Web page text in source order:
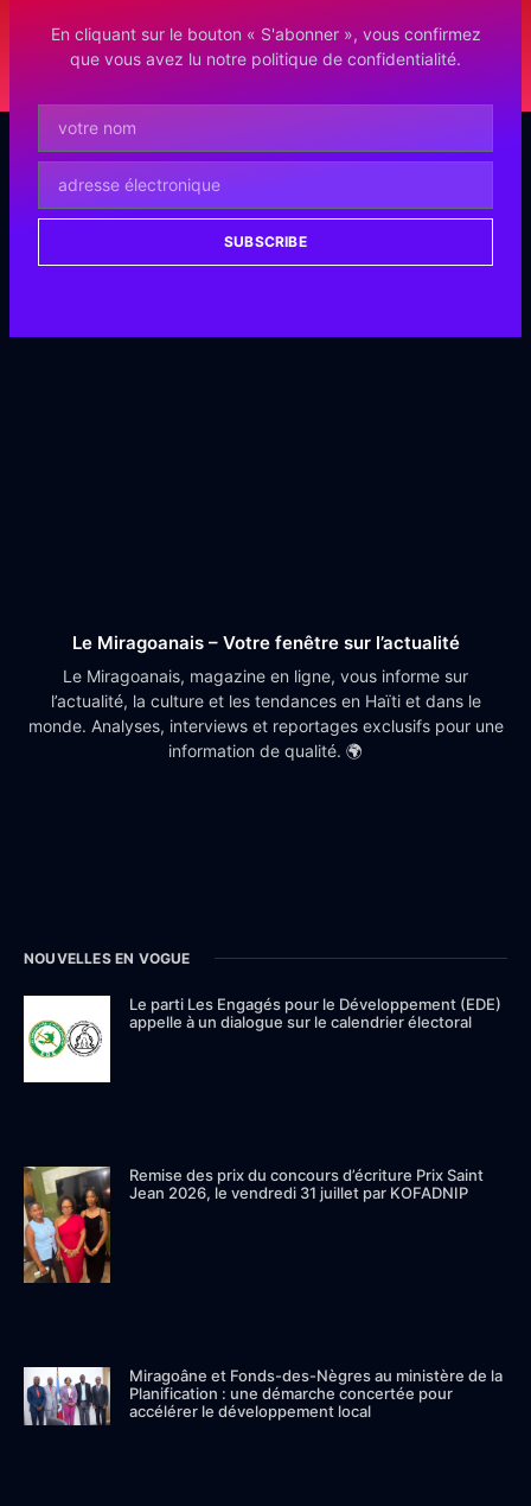
En cliquant sur le bouton « S'abonner », vous confirmez
que vous avez lu notre politique de confidentialité.
SUBSCRIBE
Le Miragoanais – Votre fenêtre sur l’actualité
Le Miragoanais, magazine en ligne, vous informe sur
l’actualité, la culture et les tendances en Haïti et dans le
monde. Analyses, interviews et reportages exclusifs pour une
information de qualité. 🌍
NOUVELLES EN VOGUE
Le parti Les Engagés pour le Développement (EDE)
appelle à un dialogue sur le calendrier électoral
Remise des prix du concours d’écriture Prix Saint
Jean 2026, le vendredi 31 juillet par KOFADNIP
Miragoâne et Fonds-des-Nègres au ministère de la
Planification : une démarche concertée pour
accélérer le développement local